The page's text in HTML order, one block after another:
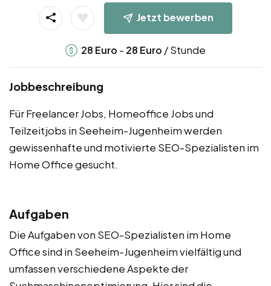
Jetzt bewerben
28 Euro - 28 Euro / Stunde
Jobbeschreibung
Für Freelancer Jobs, Homeoffice Jobs und
Teilzeitjobs in Seeheim-Jugenheim werden
gewissenhafte und motivierte SEO-Spezialisten im
Home Office gesucht.
Aufgaben
Die Aufgaben von SEO-Spezialisten im Home
Office sind in Seeheim-Jugenheim vielfältig und
umfassen verschiedene Aspekte der